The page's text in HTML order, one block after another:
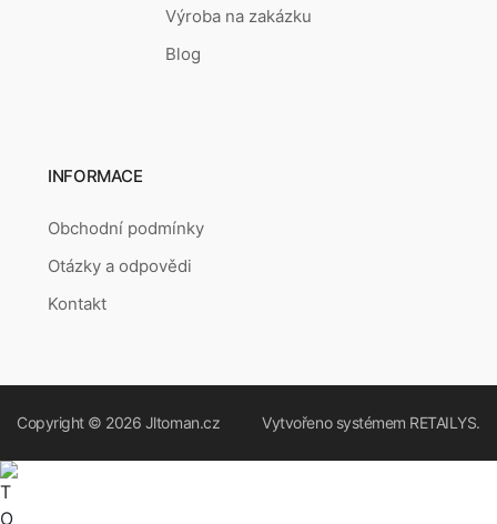
Výroba na zakázku
Blog
INFORMACE
Obchodní podmínky
Otázky a odpovědi
Kontakt
Copyright © 2026 Jltoman.cz Vytvořeno systémem RETAILYS.